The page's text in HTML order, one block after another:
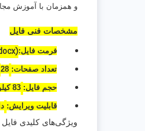
و همزمان با آموزش
مشخصات فنی فایل
فرمت فایل:
تعداد صفحات: 28
حجم فایل: 83 کیلو
قابلیت ویرایش:
ویژگی‌های کلیدی فایل